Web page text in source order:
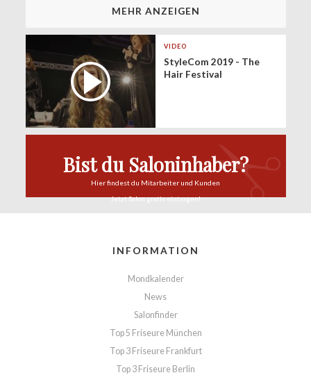
MEHR ANZEIGEN
VIDEO
StyleCom 2019 - The
Hair Festival
Bist du Saloninhaber?
Hier findest du Mitarbeiter und Kunden
Jetzt Salongratis eintragen!
INFORMATION
Mondkalender
News
Salonfinder
Top 5 Friseure München
Top 3 Friseure Frankfurt
Top 3 Friseure Berlin